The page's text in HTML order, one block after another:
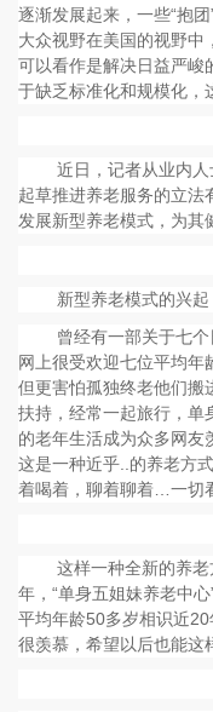
逐渐发展起来，一些“抱
大众视野在美国的视野中
可以看作是解决日益严峻
于缺乏标准化和规模化，
近日，记者从业内人
起草推进养老服务的立法
发展新型养老模式，为其
新型养老模式的兴起
曾经有一部关于七
网上很受欢迎七位平均年
但更害怕孤独终老他们搬
扶持，经常一起旅行，单
的老年生活成为众多网友
这是一种近乎..的养老方
着喝着，聊着聊着…一切
这样一种全新的养
年，“单身五姐妹养老中
平均年龄50多岁相识近
很羡慕，希望以后也能这